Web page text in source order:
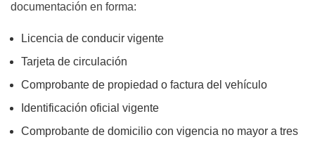
documentación en forma:
Licencia de conducir vigente
Tarjeta de circulación
Comprobante de propiedad o factura del vehículo
Identificación oficial vigente
Comprobante de domicilio con vigencia no mayor a tres